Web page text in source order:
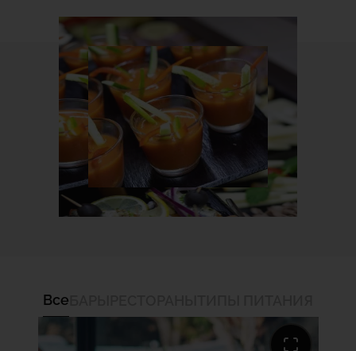
себе по душе.
Отдохните от бесконечного приготовления еды —
каждый день вы можете побаловать себя чем-то
вкусным на завтрак, обед и ужин в ресторане
Dream Bocayna или же заказать любимый напиток и
закуску во время отдыха в лобби-баре и пул-баре.
Все